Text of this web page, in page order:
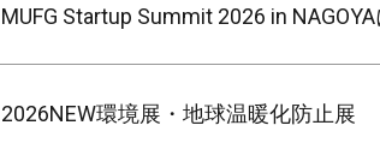
MUFG Startup Summit 2026 in
2026NEW環境展・地球温暖化防止展